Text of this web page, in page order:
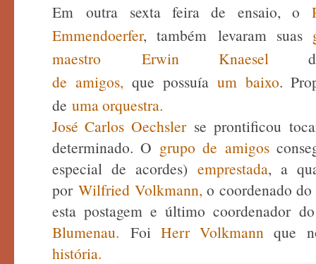
Em outra sexta feira de ensaio, o
Emmendoerfer, também levaram suas
maestro Erwin Knaesel
de amigos, que possuía um baixo.
de uma orquestra.
José Carlos Oechsler se prontificou
determinado. O grupo de amigos
especial de acordes) emprestada, a
porWilfried Volkmann, o coordenado
esta postagem e último coordenador
Blumenau. FoiHerr Volkmann que
história.